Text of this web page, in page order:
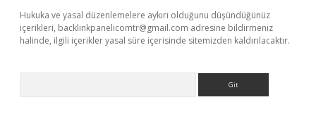
Hukuka ve yasal düzenlemelere aykırı olduğunu düşündüğünüz
içerikleri, backlinkpanelicomtr@gmail.com adresine bildirmeniz
halinde, ilgili içerikler yasal süre içerisinde sitemizden kaldırılacaktır.